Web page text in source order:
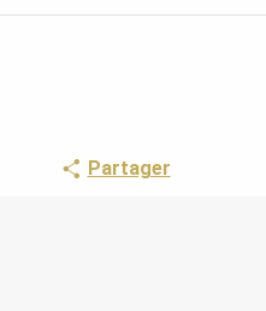
Partager